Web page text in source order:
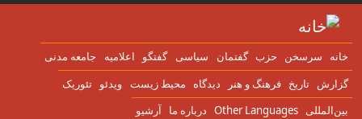
به محتوای اصلی
سرسخن حزب گفتمان سياسی گفتگو اعلاميه جامعه مدنی
تاریخ فرهنگ و هنر دیدگاه محیط زیست ویدئو تئوریک
Other Languages درباره ما آرشیو